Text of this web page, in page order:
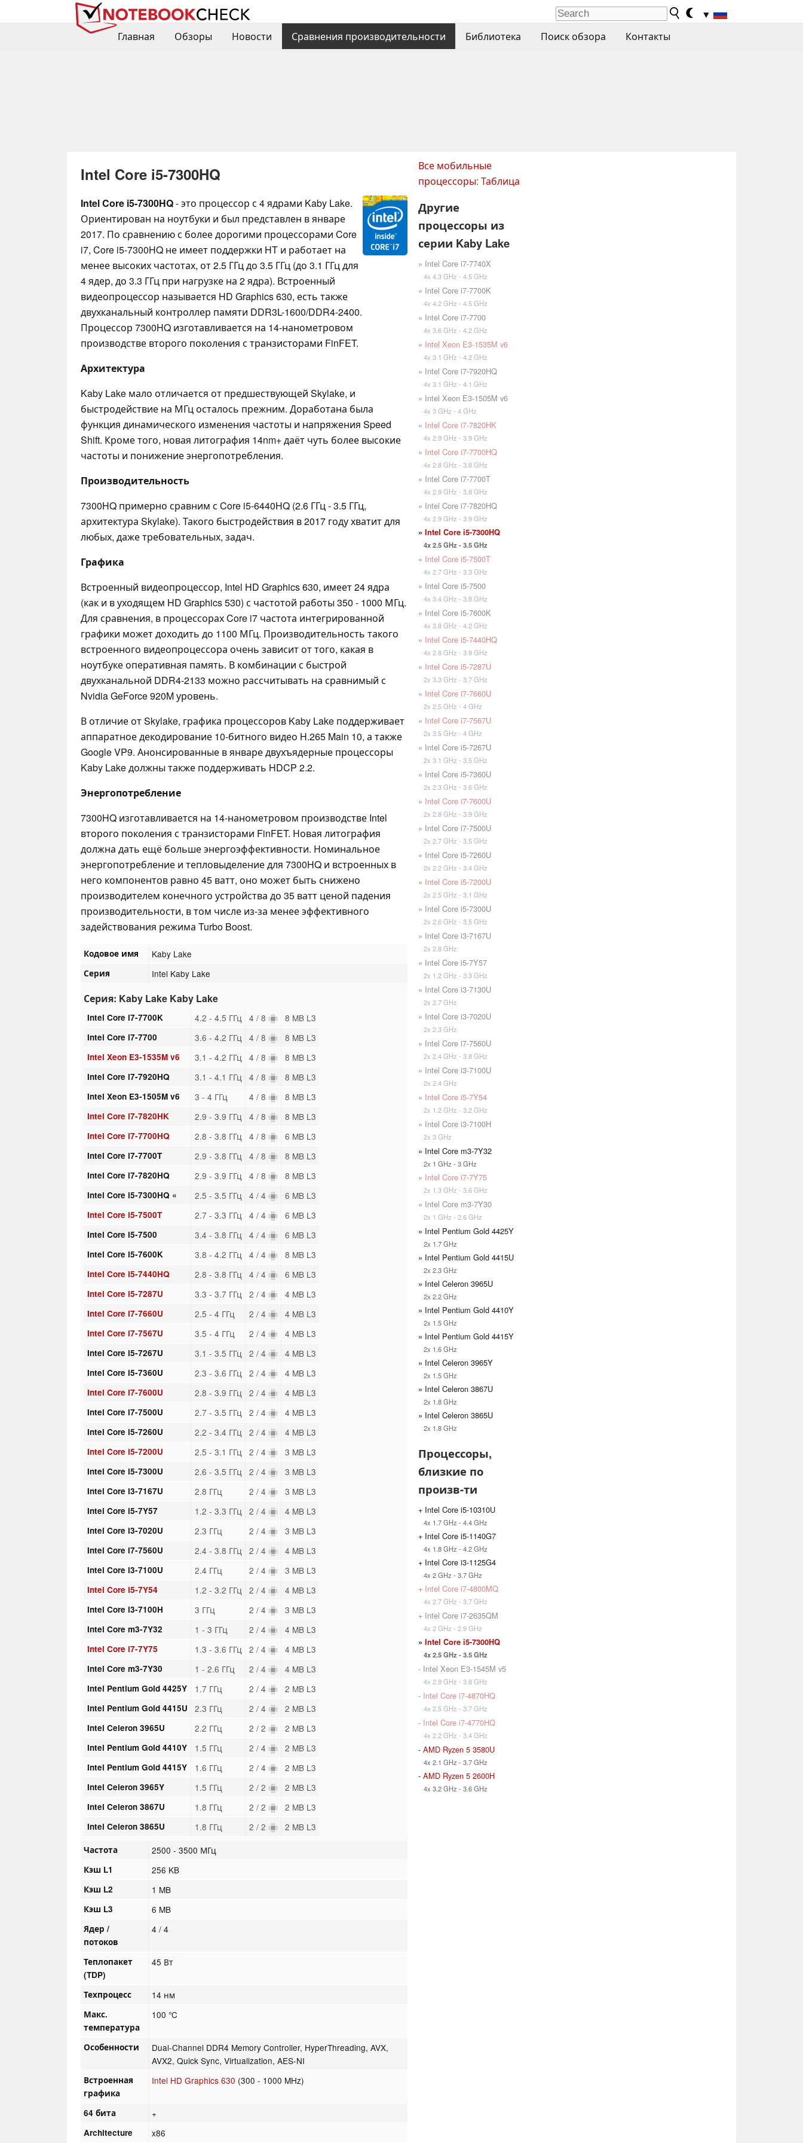
▼
Главная
Обзоры Новости Сравнения производительности Библиотека Поиск обзора Контакты
Intel Core i5-7300HQ
Intel Core i5-7300HQ- это процессор с 4 ядрами Kaby Lake.
Ориентирован на ноутбуки и был представлен в январе
2017. По сравнению с более дорогими процессорами Core
i7, Core i5-7300HQ не имеет поддержки HT и работает на
менее высоких частотах, от 2.5 ГГц до 3.5 ГГц (до 3.1 ГГц для
4 ядер, до 3.3 ГГц при нагрузке на 2 ядра). Встроенный
видеопроцессор называется HD Graphics 630, есть также
двухканальный контроллер памяти DDR3L-1600/DDR4-2400.
Процессор 7300HQ изготавливается на 14-нанометровом
производстве второго поколения с транзисторами FinFET.
Архитектура
Kaby Lake мало отличается от предшествующей Skylake, и
быстродействие на МГц осталось прежним. Доработана была
функция динамического изменения частоты и напряжения Speed
Shift. Кроме того, новая литография 14nm+ даёт чуть более высокие
частоты и понижение энергопотребления.
Производительность
7300HQ примерно сравним с Core i5-6440HQ (2.6 ГГц - 3.5 ГГц,
архитектура Skylake). Такого быстродействия в 2017 году хватит для
любых, даже требовательных, задач.
Графика
Встроенный видеопроцессор, Intel HD Graphics 630, имеет 24 ядра
(как и в уходящем HD Graphics 530) с частотой работы 350 - 1000 МГц.
Для сравнения, в процессорах Core i7 частота интегрированной
графики может доходить до 1100 МГц. Производительность такого
встроенного видеопроцессора очень зависит от того, какая в
ноутбуке оперативная память. В комбинации с быстрой
двухканальной DDR4-2133 можно рассчитывать на сравнимый с
Nvidia GeForce 920M уровень.
В отличие от Skylake, графика процессоров Kaby Lake поддерживает
аппаратное декодирование 10-битного видео H.265 Main 10, а также
Google VP9. Анонсированные в январе двухъядерные процессоры
Kaby Lake должны также поддерживать HDCP 2.2.
Энергопотребление
7300HQ изготавливается на 14-нанометровом производстве Intel
второго поколения с транзисторами FinFET. Новая литография
должна дать ещё больше энергоэффективности. Номинальное
энергопотребление и тепловыделение для 7300HQ и встроенных в
него компонентов равно 45 ватт, оно может быть снижено
производителем конечного устройства до 35 ватт ценой падения
производительности, в том числе из-за менее эффективного
задействования режима Turbo Boost.
Кодовое имя Kaby Lake
Серия Intel Kaby Lake
Серия: Kaby Lake Kaby Lake
Intel Core i7-7700K 4.2 - 4.5 ГГц 4 / 8 8 MB L3
Intel Core i7-7700 3.6 - 4.2 ГГц 4 / 8 8 MB L3
Intel Xeon E3-1535M v6 3.1 - 4.2 ГГц 4 / 8 8 MB L3
Intel Core i7-7920HQ 3.1 - 4.1 ГГц 4 / 8 8 MB L3
Intel Xeon E3-1505M v6 3 - 4 ГГц 4 / 8 8 MB L3
Intel Core i7-7820HK 2.9 - 3.9 ГГц 4 / 8 8 MB L3
Intel Core i7-7700HQ 2.8 - 3.8 ГГц 4 / 8 6 MB L3
Intel Core i7-7700T 2.9 - 3.8 ГГц 4 / 8 8 MB L3
Intel Core i7-7820HQ 2.9 - 3.9 ГГц 4 / 8 8 MB L3
Intel Core i5-7300HQ « 2.5 - 3.5 ГГц 4 / 4 6 MB L3
Intel Core i5-7500T 2.7 - 3.3 ГГц 4 / 4 6 MB L3
Intel Core i5-7500 3.4 - 3.8 ГГц 4 / 4 6 MB L3
Intel Core i5-7600K 3.8 - 4.2 ГГц 4 / 4 8 MB L3
Intel Core i5-7440HQ 2.8 - 3.8 ГГц 4 / 4 6 MB L3
Intel Core i5-7287U 3.3 - 3.7 ГГц 2 / 4 4 MB L3
Intel Core i7-7660U 2.5 - 4 ГГц 2 / 4 4 MB L3
Intel Core i7-7567U 3.5 - 4 ГГц 2 / 4 4 MB L3
Intel Core i5-7267U 3.1 - 3.5 ГГц 2 / 4 4 MB L3
Intel Core i5-7360U 2.3 - 3.6 ГГц 2 / 4 4 MB L3
Intel Core i7-7600U 2.8 - 3.9 ГГц 2 / 4 4 MB L3
Intel Core i7-7500U 2.7 - 3.5 ГГц 2 / 4 4 MB L3
Intel Core i5-7260U 2.2 - 3.4 ГГц 2 / 4 4 MB L3
Intel Core i5-7200U 2.5 - 3.1 ГГц 2 / 4 3 MB L3
Intel Core i5-7300U 2.6 - 3.5 ГГц 2 / 4 3 MB L3
Intel Core i3-7167U 2.8 ГГц 2 / 4 3 MB L3
Intel Core i5-7Y57 1.2 - 3.3 ГГц 2 / 4 4 MB L3
Intel Core i3-7020U 2.3 ГГц 2 / 4 3 MB L3
Intel Core i7-7560U 2.4 - 3.8 ГГц 2 / 4 4 MB L3
Intel Core i3-7100U 2.4 ГГц 2 / 4 3 MB L3
Intel Core i5-7Y54 1.2 - 3.2 ГГц 2 / 4 4 MB L3
Intel Core i3-7100H 3 ГГц 2 / 4 3 MB L3
Intel Core m3-7Y32 1 - 3 ГГц 2 / 4 4 MB L3
Intel Core i7-7Y75 1.3 - 3.6 ГГц 2 / 4 4 MB L3
Intel Core m3-7Y30 1 - 2.6 ГГц 2 / 4 4 MB L3
Intel Pentium Gold 4425Y 1.7 ГГц 2 / 4 2 MB L3
Intel Pentium Gold 4415U 2.3 ГГц 2 / 4 2 MB L3
Intel Celeron 3965U 2.2 ГГц 2 / 2 2 MB L3
Intel Pentium Gold 4410Y 1.5 ГГц 2 / 4 2 MB L3
Intel Pentium Gold 4415Y 1.6 ГГц 2 / 4 2 MB L3
Intel Celeron 3965Y 1.5 ГГц 2 / 2 2 MB L3
Intel Celeron 3867U 1.8 ГГц 2 / 2 2 MB L3
Intel Celeron 3865U 1.8 ГГц 2 / 2 2 MB L3
Частота 2500 - 3500 МГц
Кэш L1 256 KB
Кэш L2 1 MB
Кэш L3 6 MB
Ядер /
потоков
4 / 4
Теплопакет
(TDP)
45 Вт
Техпроцесс 14 нм
Макс.
температура
100 °C
Особенности
Dual-Channel DDR4 Memory Controller, HyperThreading, AVX,
AVX2, Quick Sync, Virtualization, AES-NI
Встроенная
графика
Intel HD Graphics 630 (300 - 1000 MHz)
64 бита +
Architecture x86
Все мобильные
процессоры: Таблица
Другие
процессоры из
серии Kaby Lake
» Intel Core i7-7740X
4x 4.3 GHz - 4.5 GHz
» Intel Core i7-7700K
4x 4.2 GHz - 4.5 GHz
» Intel Core i7-7700
4x 3.6 GHz - 4.2 GHz
» Intel Xeon E3-1535M v6
4x 3.1 GHz - 4.2 GHz
» Intel Core i7-7920HQ
4x 3.1 GHz - 4.1 GHz
» Intel Xeon E3-1505M v6
4x 3 GHz - 4 GHz
» Intel Core i7-7820HK
4x 2.9 GHz - 3.9 GHz
» Intel Core i7-7700HQ
4x 2.8 GHz - 3.8 GHz
» Intel Core i7-7700T
4x 2.9 GHz - 3.8 GHz
» Intel Core i7-7820HQ
4x 2.9 GHz - 3.9 GHz
» Intel Core i5-7300HQ
4x 2.5 GHz - 3.5 GHz
» Intel Core i5-7500T
4x 2.7 GHz - 3.3 GHz
» Intel Core i5-7500
4x 3.4 GHz - 3.8 GHz
» Intel Core i5-7600K
4x 3.8 GHz - 4.2 GHz
» Intel Core i5-7440HQ
4x 2.8 GHz - 3.8 GHz
» Intel Core i5-7287U
2x 3.3 GHz - 3.7 GHz
» Intel Core i7-7660U
2x 2.5 GHz - 4 GHz
» Intel Core i7-7567U
2x 3.5 GHz - 4 GHz
» Intel Core i5-7267U
2x 3.1 GHz - 3.5 GHz
» Intel Core i5-7360U
2x 2.3 GHz - 3.6 GHz
» Intel Core i7-7600U
2x 2.8 GHz - 3.9 GHz
» Intel Core i7-7500U
2x 2.7 GHz - 3.5 GHz
» Intel Core i5-7260U
2x 2.2 GHz - 3.4 GHz
» Intel Core i5-7200U
2x 2.5 GHz - 3.1 GHz
» Intel Core i5-7300U
2x 2.6 GHz - 3.5 GHz
» Intel Core i3-7167U
2x 2.8 GHz
» Intel Core i5-7Y57
2x 1.2 GHz - 3.3 GHz
» Intel Core i3-7130U
2x 2.7 GHz
» Intel Core i3-7020U
2x 2.3 GHz
» Intel Core i7-7560U
2x 2.4 GHz - 3.8 GHz
» Intel Core i3-7100U
2x 2.4 GHz
» Intel Core i5-7Y54
2x 1.2 GHz - 3.2 GHz
» Intel Core i3-7100H
2x 3 GHz
» Intel Core m3-7Y32
2x 1 GHz - 3 GHz
» Intel Core i7-7Y75
2x 1.3 GHz - 3.6 GHz
» Intel Core m3-7Y30
2x 1 GHz - 2.6 GHz
» Intel Pentium Gold 4425Y
2x 1.7 GHz
» Intel Pentium Gold 4415U
2x 2.3 GHz
» Intel Celeron 3965U
2x 2.2 GHz
» Intel Pentium Gold 4410Y
2x 1.5 GHz
» Intel Pentium Gold 4415Y
2x 1.6 GHz
» Intel Celeron 3965Y
2x 1.5 GHz
» Intel Celeron 3867U
2x 1.8 GHz
» Intel Celeron 3865U
2x 1.8 GHz
Процессоры,
близкие по
произв-ти
+ Intel Core i5-10310U
4x 1.7 GHz - 4.4 GHz
+ Intel Core i5-1140G7
4x 1.8 GHz - 4.2 GHz
+ Intel Core i3-1125G4
4x 2 GHz - 3.7 GHz
+ Intel Core i7-4800MQ
4x 2.7 GHz - 3.7 GHz
+ Intel Core i7-2635QM
4x 2 GHz - 2.9 GHz
» Intel Core i5-7300HQ
4x 2.5 GHz - 3.5 GHz
- Intel Xeon E3-1545M v5
4x 2.9 GHz - 3.8 GHz
- Intel Core i7-4870HQ
4x 2.5 GHz - 3.7 GHz
- Intel Core i7-4770HQ
4x 2.2 GHz - 3.4 GHz
- AMD Ryzen 5 3580U
4x 2.1 GHz - 3.7 GHz
- AMD Ryzen 5 2600H
4x 3.2 GHz - 3.6 GHz